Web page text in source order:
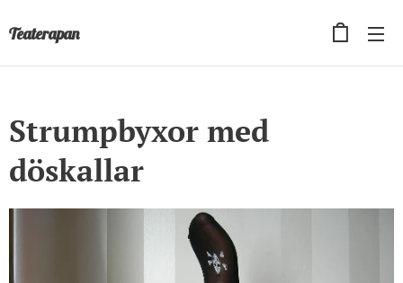
Teaterapan
Strumpbyxor med
döskallar